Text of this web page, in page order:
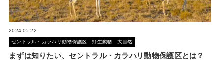
2024.02.22
セントラル・カラハリ動物保護区 野生動物 大自然
まずは知りたい、セントラル・カラハリ動物保護区とは？